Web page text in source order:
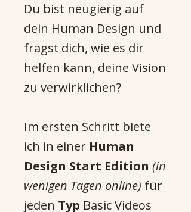
Du bist neugierig auf
dein Human Design und
fragst dich, wie es dir
helfen kann, deine Vision
zu verwirklichen?
Im ersten Schritt biete
ich in einer Human
Design Start Edition (in
wenigen Tagen online) für
jeden Typ Basic Videos